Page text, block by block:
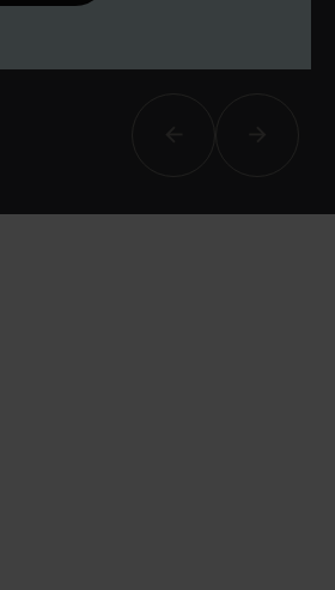
des points et